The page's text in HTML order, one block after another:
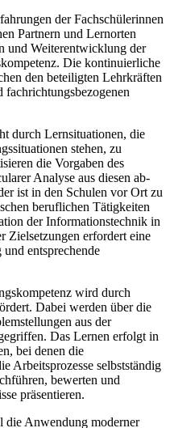
der Fachschülerinnen
Partnern und Lernorten
und Weiterentwicklung der
Die kontinuierliche
den beteiligten Lehrkräften
fachrichtungsbezogenen
durch Lernsituationen, die
stehen, zu
die Vorgaben des
Analyse aus diesen ab­
ist in den Schulen vor Ort zu
beruflichen Tätigkeiten
der Informationstechnik in
Zielsetzungen erfordert eine
und entsprechende
wird durch
Dabei werden über die
aus der
Das Lernen erfolgt in
bei denen die
Arbeitsprozesse selbstständig
bewerten und
präsentieren.
die Anwendung moderner